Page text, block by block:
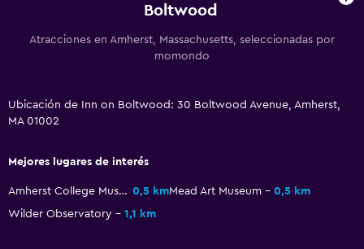
Habitaciones familiares
Espacio de almacenamiento
Sistema de entretenimiento
Boltwood
Atracciones en Amherst, Massachusetts, seleccionadas por
momondo
Ubicación de Inn on Boltwood: 30 Boltwood Avenue, Amherst,
MA 01002
Mejores lugares de interés
Amherst College Museum of Natural History 0,5 kmMead Art Museum
0,5 km
Wilder Observatory
1,1 km